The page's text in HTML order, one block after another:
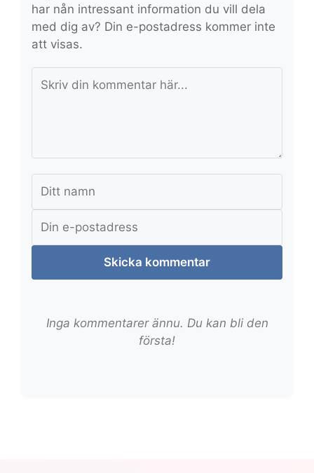
har nån intressant information du vill dela
med dig av? Din e-postadress kommer inte
att visas.
Skicka kommentar
Inga kommentarer ännu. Du kan bli den
första!